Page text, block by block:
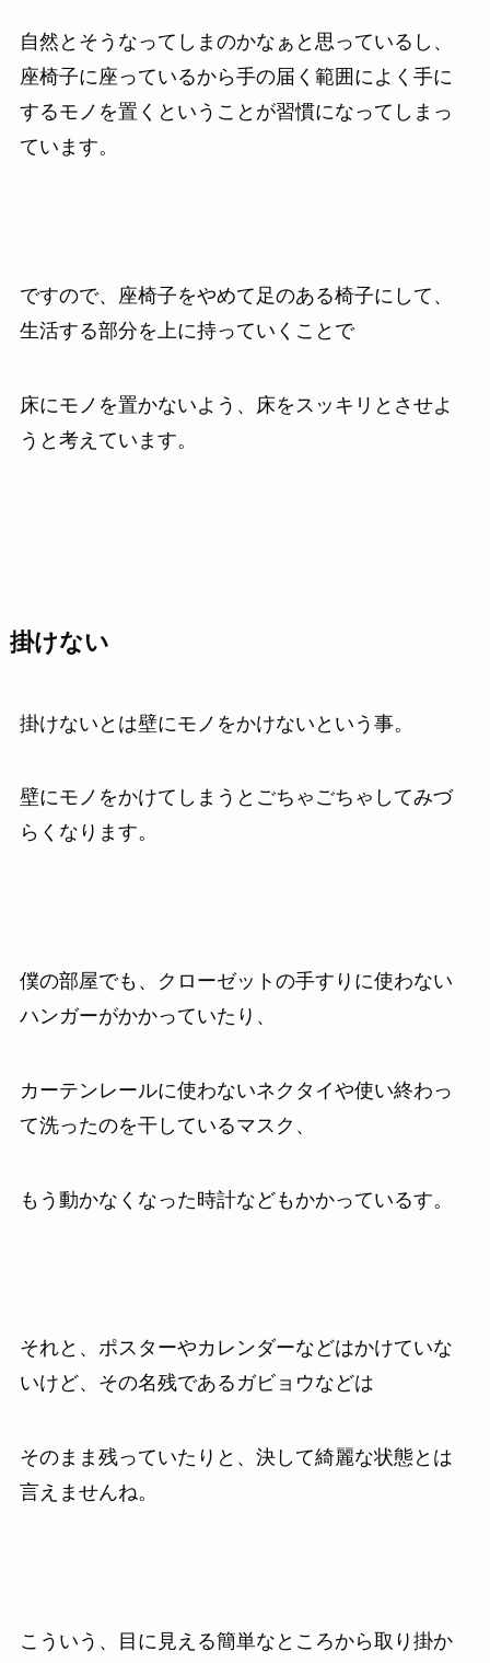
自然とそうなってしまのかなぁと思っているし、
座椅子に座っているから手の届く範囲によく手に
するモノを置くということが習慣になってしまっ
ています。
ですので、座椅子をやめて足のある椅子にして、
生活する部分を上に持っていくことで
床にモノを置かないよう、床をスッキリとさせよ
うと考えています。
掛けない
掛けないとは壁にモノをかけないという事。
壁にモノをかけてしまうとごちゃごちゃしてみづ
らくなります。
僕の部屋でも、クローゼットの手すりに使わない
ハンガーがかかっていたり、
カーテンレールに使わないネクタイや使い終わっ
て洗ったのを干しているマスク、
もう動かなくなった時計などもかかっているす。
それと、ポスターやカレンダーなどはかけていな
いけど、その名残であるガビョウなどは
そのまま残っていたりと、決して綺麗な状態とは
言えませんね。
こういう、目に見える簡単なところから取り掛か